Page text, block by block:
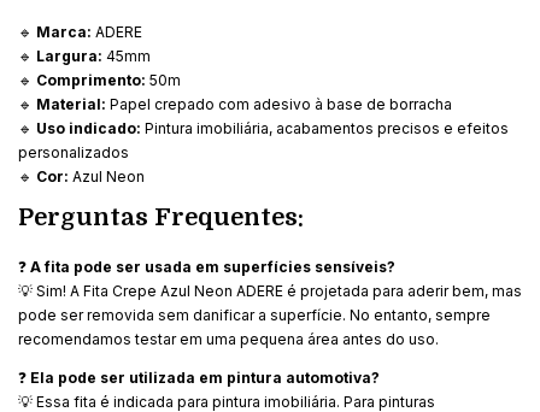
🔹 Marca: ADERE
🔹 Largura: 45mm
🔹 Comprimento: 50m
🔹 Material: Papel crepado com adesivo à base de borracha
🔹 Uso indicado: Pintura imobiliária, acabamentos precisos e efeitos
personalizados
🔹 Cor: Azul Neon
Perguntas Frequentes:
❓ A fita pode ser usada em superfícies sensíveis?
💡 Sim! A Fita Crepe Azul Neon ADERE é projetada para aderir bem, mas
pode ser removida sem danificar a superfície. No entanto, sempre
recomendamos testar em uma pequena área antes do uso.
❓ Ela pode ser utilizada em pintura automotiva?
💡 Essa fita é indicada para pintura imobiliária. Para pinturas